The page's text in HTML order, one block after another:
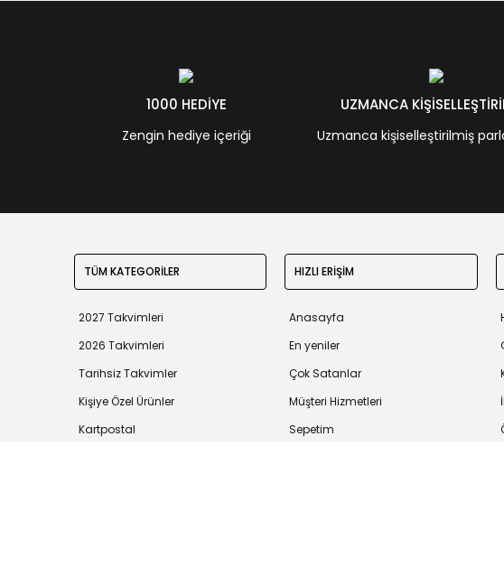
1000 HEDİYE
Zengin hediye içeriği
UZMANCA
Uzmanca kişiselleştirilmiş
TÜM KATEGORİLER
2027 Takvimleri
2026 Takvimleri
Tarihsiz Takvimler
Kişiye Özel Ürünler
Kartpostal
HIZLI ERİŞİM
Anasayfa
En yeniler
Çok Satanlar
Müşteri Hizmetleri
Sepetim